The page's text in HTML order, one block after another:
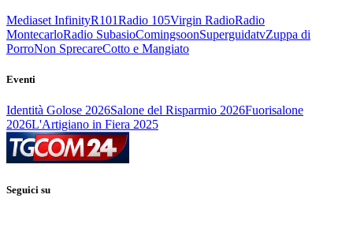
Mediaset InfinityR101Radio 105Virgin RadioRadio
MontecarloRadio SubasioComingsoonSuperguidatvZuppa di
PorroNon SprecareCotto e Mangiato
Eventi
Identità Golose 2026Salone del Risparmio 2026Fuorisalone
2026L'Artigiano in Fiera 2025
Seguici su